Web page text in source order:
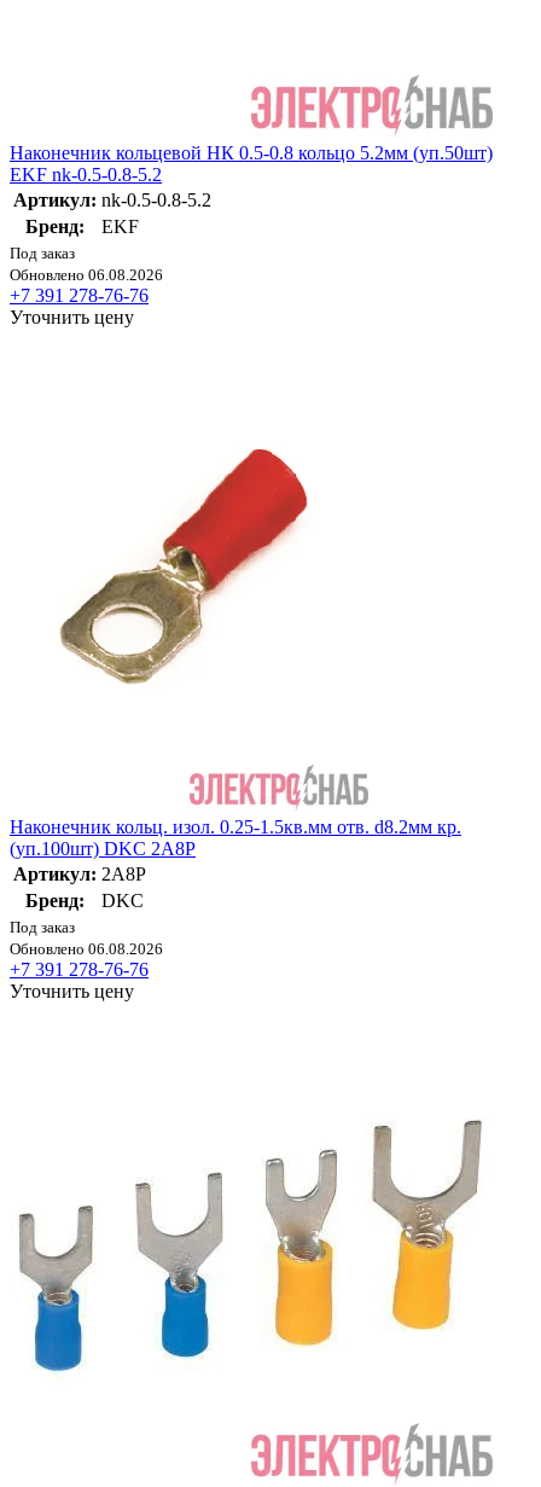
Наконечник кольцевой НК 0.5-0.8 кольцо 5.2мм (уп.50шт)
EKF nk-0.5-0.8-5.2
Артикул: nk-0.5-0.8-5.2
Бренд:
EKF
Под заказ
Обновлено 06.08.2026
+7 391 278-76-76
Уточнить цену
Наконечник кольц. изол. 0.25-1.5кв.мм отв. d8.2мм кр.
(уп.100шт) DKC 2A8P
Артикул: 2A8P
Бренд:
DKC
Под заказ
Обновлено 06.08.2026
+7 391 278-76-76
Уточнить цену